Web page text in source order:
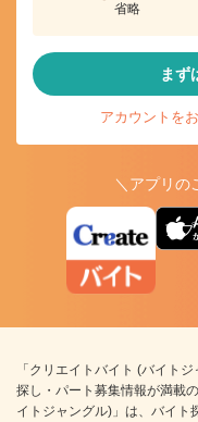
省略
まず
アカウントを
＼アプリの
ア
「クリエイトバイト (バイト
探し・パート募集情報が満載
イトジャングル)」は、バイト